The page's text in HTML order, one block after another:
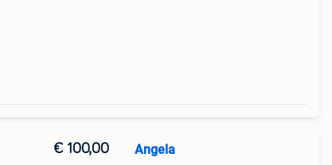
€ 100,00 Angela